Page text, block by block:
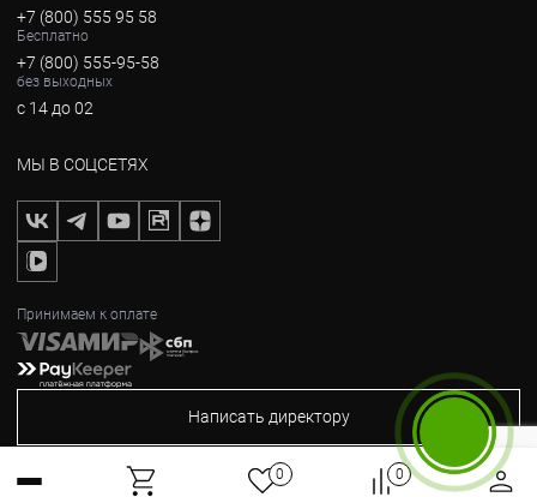
+7 (800) 555 95 58
Бесплатно
+7 (800) 555-95-58
без выходных
с 14 до 02
МЫ В СОЦСЕТЯХ
Принимаем к оплате
Написать директору
0 0
Бесплатный звонок